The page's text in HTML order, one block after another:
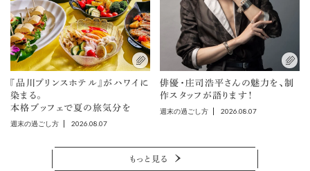
『品川プリンスホテル』がハワイに
染まる。
本格ブッフェで夏の旅気分を
週末の過ごし方 2026.08.07
俳優・庄司浩平さんの魅力を、制
作スタッフが語ります！
週末の過ごし方 2026.08.07
もっと見る